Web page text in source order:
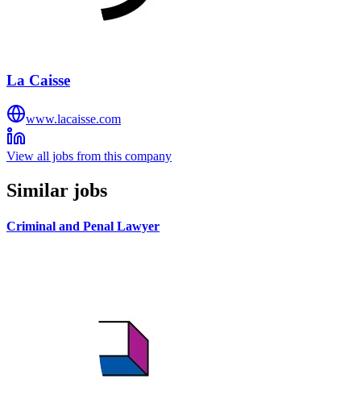
La Caisse
www.lacaisse.com
View all jobs from this company
Similar jobs
Criminal and Penal Lawyer